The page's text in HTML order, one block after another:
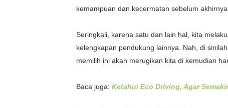
kemampuan dan kecermatan sebelum
Seringkali, karena satu dan lain hal, kita
kelengkapan pendukung lainnya. Nah, di
memilih ini akan merugikan kita di kemudian
Baca juga: Ketahui Eco Driving, Agar